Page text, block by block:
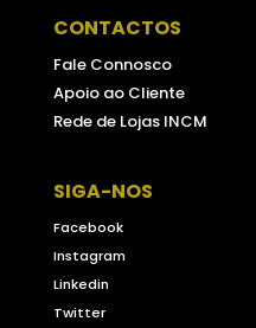
CONTACTOS
Fale Connosco
Apoio ao Cliente
Rede de Lojas INCM
SIGA-NOS
Facebook
Instagram
Linkedin
Twitter